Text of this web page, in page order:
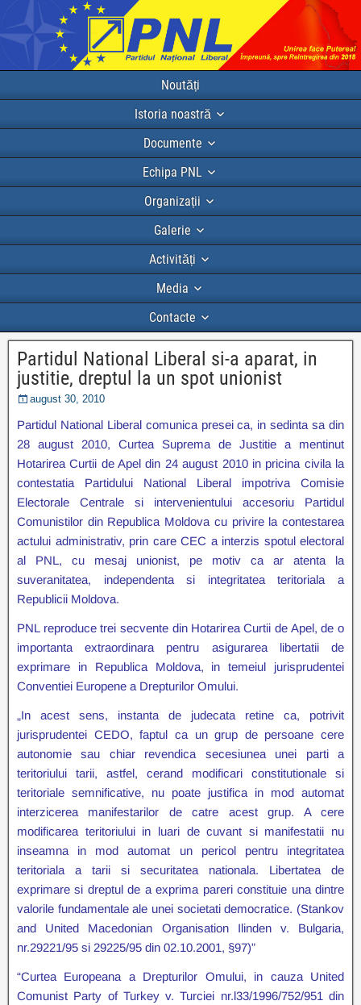
Noutăți
Istoria noastră
Documente
Echipa PNL
Organizații
Galerie
Activități
Media
Contacte
Partidul National Liberal si-a aparat, in
justitie, dreptul la un spot unionist
august 30, 2010
Partidul National Liberal comunica presei ca, in sedinta sa din
28 august 2010, Curtea Suprema de Justitie a mentinut
Hotarirea Curtii de Apel din 24 august 2010 in pricina civila la
contestatia Partidului National Liberal impotriva Comisie
Electorale Centrale si intervenientului accesoriu Partidul
Comunistilor din Republica Moldova cu privire la contestarea
actului administrativ, prin care CEC a interzis spotul electoral
al PNL, cu mesaj unionist, pe motiv ca ar atenta la
suveranitatea, independenta si integritatea teritoriala a
Republicii Moldova.
PNL reproduce trei secvente din Hotarirea Curtii de Apel, de o
importanta extraordinara pentru asigurarea libertatii de
exprimare in Republica Moldova, in temeiul jurisprudentei
Conventiei Europene a Drepturilor Omului.
„In acest sens, instanta de judecata retine ca, potrivit
jurisprudentei CEDO, faptul ca un grup de persoane cere
autonomie sau chiar revendica secesiunea unei parti a
teritoriului tarii, astfel, cerand modificari constitutionale si
teritoriale semnificative, nu poate justifica in mod automat
interzicerea manifestarilor de catre acest grup. A cere
modificarea teritoriului in luari de cuvant si manifestatii nu
inseamna in mod automat un pericol pentru integritatea
teritoriala a tarii si securitatea nationala. Libertatea de
exprimare si dreptul de a exprima pareri constituie una dintre
valorile fundamentale ale unei societati democratice. (Stankov
and United Macedonian Organisation Ilinden v. Bulgaria,
nr.29221/95 si 29225/95 din 02.10.2001, §97)”
“Curtea Europeana a Drepturilor Omului, in cauza United
Comunist Party of Turkey v. Turciei nr.l33/1996/752/951 din